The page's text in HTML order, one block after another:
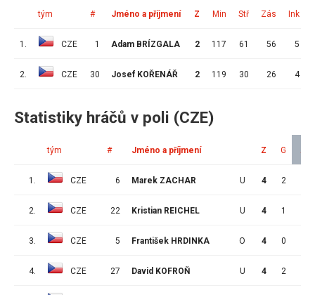
tým # Jméno a příjmení Z Min Stř Zás Ink
1. CZE 1 Adam BRÍZGALA 2 117 61 56 5
2. CZE 30 Josef KOŘENÁŘ 2 119 30 26 4
Statistiky hráčů v poli (CZE)
tým # Jméno a příjmení Z G A
1. CZE 6 Marek ZACHAR U 4 2
2. CZE 22 Kristian REICHEL U 4 1
3. CZE 5 František HRDINKA O 4 0
4. CZE 27 David KOFROŇ U 4 2